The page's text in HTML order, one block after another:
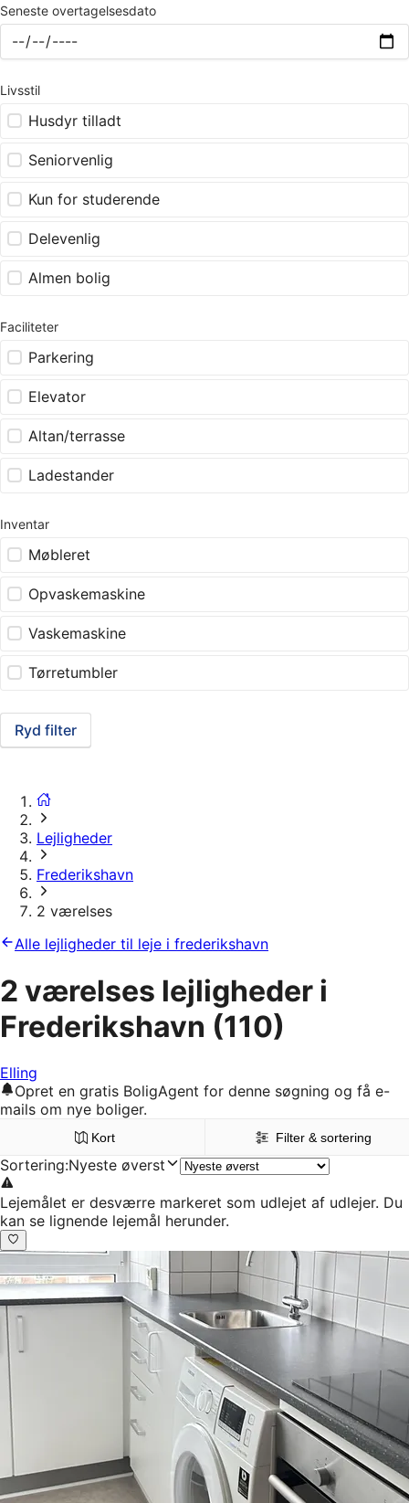
Seneste overtagelsesdato
Livsstil
Husdyr tilladt
Seniorvenlig
Kun for studerende
Delevenlig
Almen bolig
Faciliteter
Parkering
Elevator
Altan/terrasse
Ladestander
Inventar
Møbleret
Opvaskemaskine
Vaskemaskine
Tørretumbler
Ryd filter
Lejligheder
Frederikshavn
2 værelses
Alle lejligheder til leje i frederikshavn
2 værelses lejligheder i
Frederikshavn (110)
Elling
Opret en gratis BoligAgent for denne søgning og få e-
mails om nye boliger.
Kort Filter & sortering
Sortering:Nyeste øverst
Lejemålet er desværre markeret som udlejet af udlejer. Du
kan se lignende lejemål herunder.